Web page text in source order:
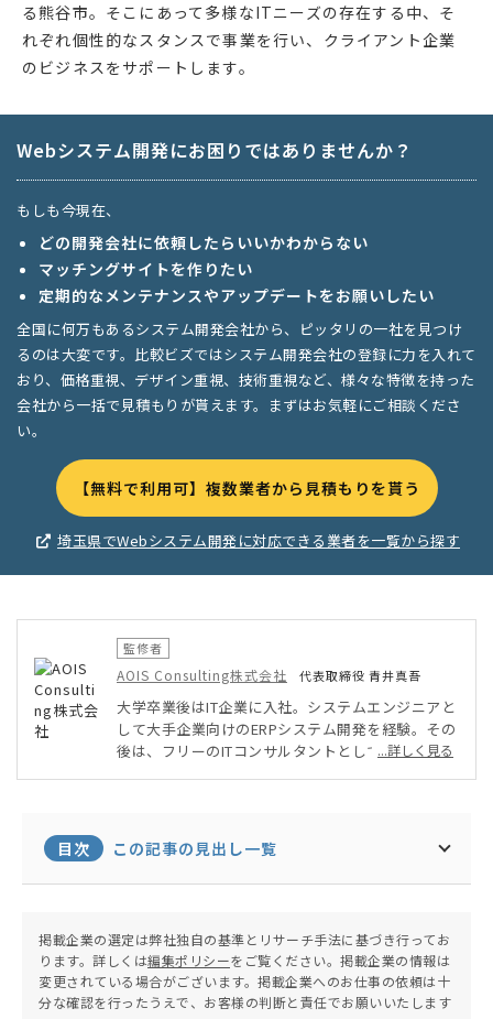
る熊谷市。そこにあって多様なITニーズの存在する中、そ
れぞれ個性的なスタンスで事業を行い、クライアント企業
のビジネスをサポートします。
Webシステム開発にお困りではありませんか？
もしも今現在、
どの開発会社に依頼したらいいかわからない
マッチングサイトを作りたい
定期的なメンテナンスやアップデートをお願いしたい
全国に何万もあるシステム開発会社から、ピッタリの一社を見つけ
るのは大変です。比較ビズではシステム開発会社の登録に力を入れて
おり、価格重視、デザイン重視、技術重視など、様々な特徴を持った
会社から一括で見積もりが貰えます。まずはお気軽にご相談くださ
い。
【無料で利用可】複数業者から見積もりを貰う
埼玉県でWebシステム開発に対応できる業者を一覧から探す
監修者
AOIS Consulting株式会社 代表取締役 青井真吾
大学卒業後はIT企業に入社。システムエンジニアと
して大手企業向けのERPシステム開発を経験。その
後は、フリーのITコンサルタントとして、人材派遣
alesforceの導入、ファッション業界の企業でSale
sforceと連携する周辺システムの導入を経験。現
在は法人化し主に企業のシステム開発プロジェクト
...詳しく見る
目次 この記事の見出し一覧
掲載企業の選定は弊社独自の基準とリサーチ手法に基づき行ってお
ります。詳しくは編集ポリシーをご覧ください。掲載企業の情報は
変更されている場合がございます。掲載企業へのお仕事の依頼は十
分な確認を行ったうえで、お客様の判断と責任でお願いいたします